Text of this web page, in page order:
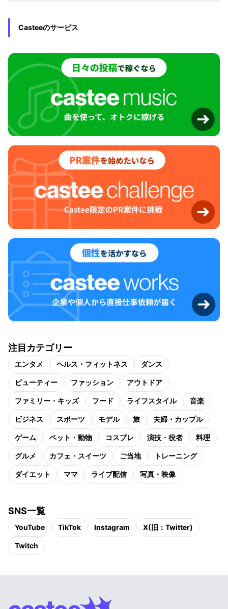
Casteeのサービス
注目カテゴリー
エンタメ ヘルス・フィットネス ダンス
ビューティー ファッション アウトドア
ファミリー・キッズ フード ライフスタイル 音楽
ビジネス スポーツ モデル 旅 夫婦・カップル
ゲーム ペット・動物 コスプレ 演技・役者 料理
グルメ カフェ・スイーツ ご当地 トレーニング
ダイエット ママ ライブ配信 写真・映像
SNS一覧
YouTube TikTok Instagram X(旧：Twitter)
Twitch